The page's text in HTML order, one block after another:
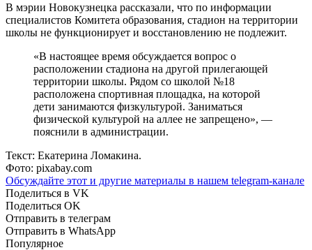
В мэрии Новокузнецка рассказали, что по информации
специалистов Комитета образования, стадион на территории
школы не функционирует и восстановлению не подлежит.
«В настоящее время обсуждается вопрос о
расположении стадиона на другой прилегающей
территории школы. Рядом со школой №18
расположена спортивная площадка, на которой
дети занимаются физкультурой. Заниматься
физической культурой на аллее не запрещено», —
пояснили в администрации.
Текст: Екатерина Ломакина.
Фото: pixabay.com
Обсуждайте этот и другие материалы в нашем telegram-канале
Поделиться в VK
Поделиться OK
Отправить в телеграм
Отправить в WhatsApp
Популярное